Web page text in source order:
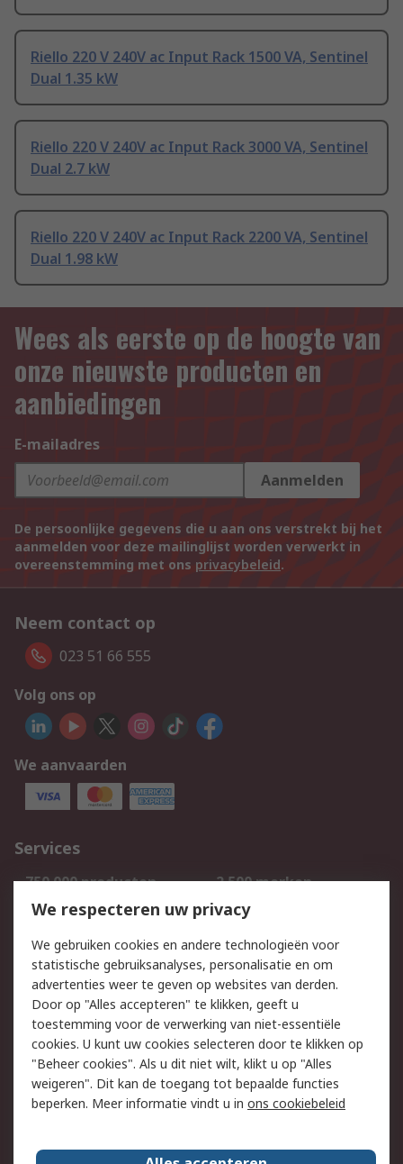
Riello 220 V 240V ac Input Rack 1500 VA, Sentinel
Dual 1.35 kW
Riello 220 V 240V ac Input Rack 3000 VA, Sentinel
Dual 2.7 kW
Riello 220 V 240V ac Input Rack 2200 VA, Sentinel
Dual 1.98 kW
Wees als eerste op de hoogte van
onze nieuwste producten en
aanbiedingen
E-mailadres
Aanmelden
De persoonlijke gegevens die u aan ons verstrekt bij het
aanmelden voor deze mailinglijst worden verwerkt in
overeenstemming met ons privacybeleid.
Neem contact op
023 51 66 555
Volg ons op
We aanvaarden
Services
750.000 producten
2.500 merken
Bestellen
Inkoopoplossingen
Track & Trace
Wettelijk
Cookiebeleid
Email veiligheid
Privacybeleid
Websitevoorwaarden
Algemene
verkoopvoorwaarden
Over RS
We respecteren uw privacy
We gebruiken cookies en andere technologieën voor
statistische gebruiksanalyses, personalisatie en om
advertenties weer te geven op websites van derden.
Door op "Alles accepteren" te klikken, geeft u
toestemming voor de verwerking van niet-essentiële
cookies. U kunt uw cookies selecteren door te klikken op
"Beheer cookies". Als u dit niet wilt, klikt u op "Alles
weigeren". Dit kan de toegang tot bepaalde functies
beperken. Meer informatie vindt u in ons cookiebeleid